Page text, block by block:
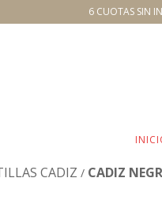
6 CUOTAS SIN
CADIZ / CADIZ